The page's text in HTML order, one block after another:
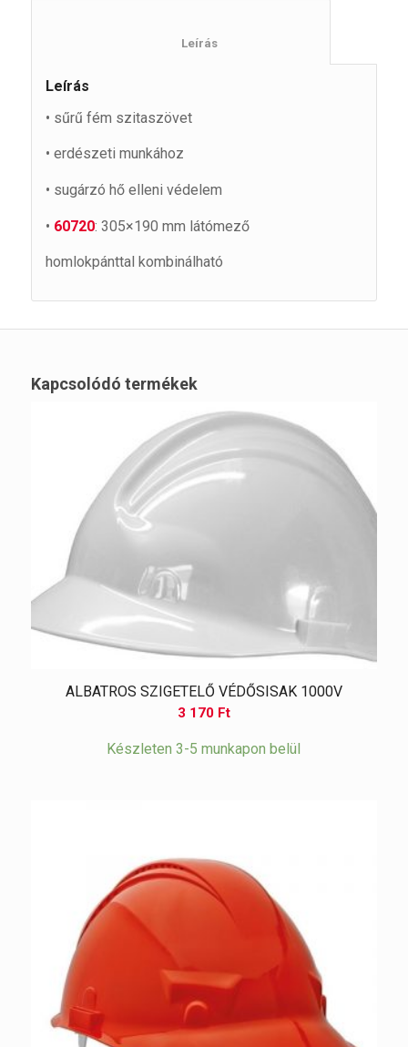
						Leírás
Leírás
• sűrű fém szitaszövet
• erdészeti munkához
• sugárzó hő elleni védelem
• 60720: 305×190 mm látómező
homlokpánttal kombinálható
Kapcsolódó termékek
ALBATROS SZIGETELŐ VÉDŐSISAK 1000V
3 170 Ft
Készleten 3-5 munkapon belül